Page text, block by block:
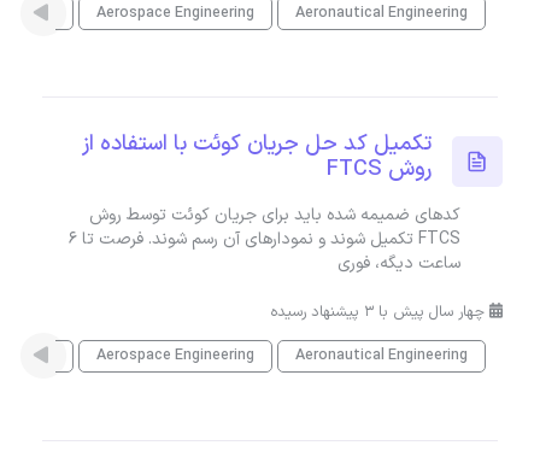
Aeronautical Engineering
Aerospace Engineering
تکمیل کد حل جریان کوئت با استفاده از
روش FTCS
کدهای ضمیمه شده باید برای جریان کوئت توسط روش
FTCS تکمیل شوند و نمودارهای آن رسم شوند. فرصت تا 6
ساعت دیگه، فوری
چهار سال پیش با 3 پیشنهاد رسیده
Aeronautical Engineering
Aerospace Engineering متلب